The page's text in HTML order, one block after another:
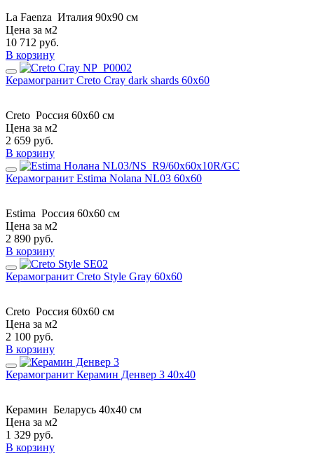
La Faenza Италия 90x90 см
Цена за м2
10 712 руб.
В корзину
Керамогранит Creto Cray dark shards 60х60
Creto Россия 60х60 см
Цена за м2
2 659 руб.
В корзину
Керамогранит Estima Nolana NL03 60x60
Estima Россия 60x60 см
Цена за м2
2 890 руб.
В корзину
Керамогранит Creto Style Gray 60х60
Creto Россия 60х60 см
Цена за м2
2 100 руб.
В корзину
Керамогранит Керамин Денвер 3 40x40
Керамин Беларусь 40x40 см
Цена за м2
1 329 руб.
В корзину